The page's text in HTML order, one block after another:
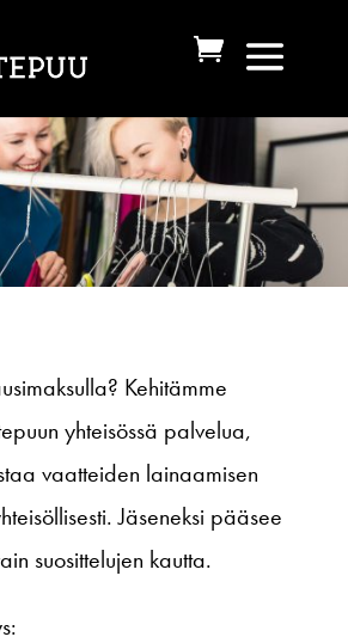
Kehitämme
yhteisössä palvelua,
vaatteiden lainaamisen
Jäseneksi pääsee
suosittelujen kautta.